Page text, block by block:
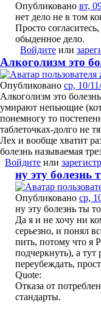
Опубликовано вт,
нет дело не в том
Просто
обыденное дело.
Войдите или
Алкоголизм это
Опубликовано ср, 10/
Алкоголизм это
умирают непьющие
понемногу то
таблеточках-долго не
Лех и вообще хватит
болезнь называемая
Войдите или
ну эту болезнь
Опубликовано ср,
ну эту болезнь ты
Да я и не хочу ни
серьезно, и понял
пить, потому что я
подчеркнуть), а
переубеждать,
Quote:
Отказа от
стандарты.